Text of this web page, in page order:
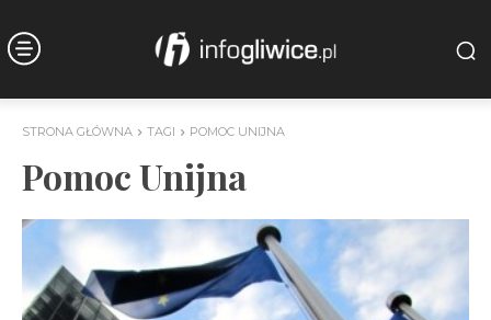
STRONA GŁÓWNA TAGI POMOC UNIJNA
Pomoc Unijna